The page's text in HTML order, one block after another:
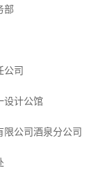
部
公司
设计公馆
公司酒泉分公司